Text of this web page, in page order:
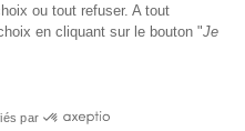
de
ou tout refuser. A tout
en cliquant sur le bouton "Je
par